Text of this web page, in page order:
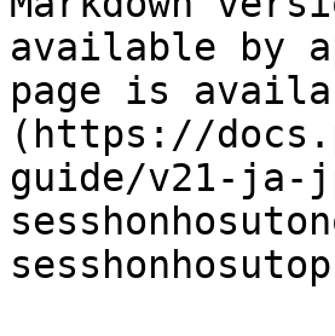
available by
page is
(https://
guide/v21-ja-